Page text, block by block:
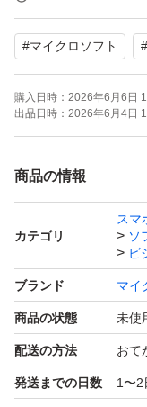
・永続ライセンス
・オンライン環境
・再インストール可
◆ セットアップ方法
① 専用手順に従っ
② Office本体（Mac
※サインイン不要で
・セットアップ手順
・POSAカード
◆ 注意事項（重要）
・インストール前
・環境によりイン
#マイクロソフト #
購入日時： 2026年6月6日
出品日時： 2026年6月4日
商品の情報
カテゴリ
スマ
ソ
ビ
ブランド マイ
商品の状態 未使
配送の方法 おて
発送までの日数 1〜2